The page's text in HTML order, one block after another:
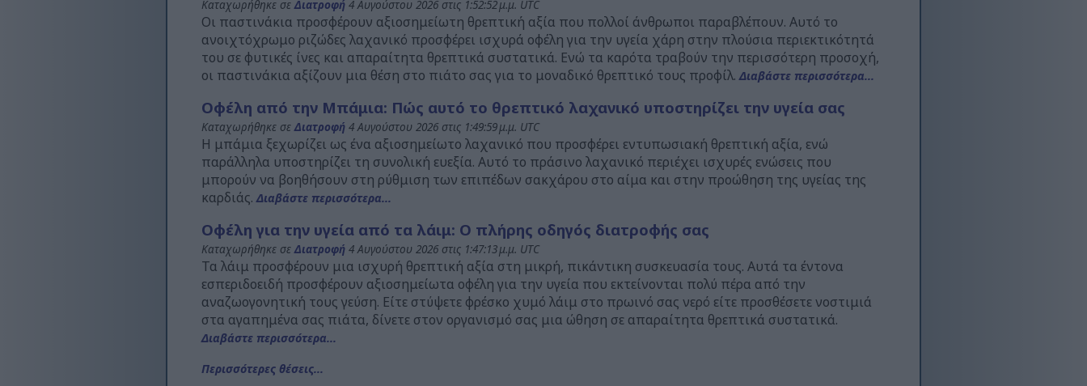
Καταχωρήθηκε σεΔιατροφή 4 Αυγούστου 2026 στις 1:52:52 μ.μ. UTC
Οι παστινάκια προσφέρουν αξιοσημείωτη θρεπτική αξία που πολλοί άνθρωποι παραβλέπουν. Αυτό το
ανοιχτόχρωμο ριζώδες λαχανικό προσφέρει ισχυρά οφέλη για την υγεία χάρη στην πλούσια περιεκτικότητά
του σε φυτικές ίνες και απαραίτητα θρεπτικά συστατικά. Ενώ τα καρότα τραβούν την περισσότερη προσοχή,
οι παστινάκια αξίζουν μια θέση στο πιάτο σας για το μοναδικό θρεπτικό τους προφίλ.Διαβάστε περισσότερα...
Οφέλη από την Μπάμια: Πώς αυτό το θρεπτικό λαχανικό υποστηρίζει την υγεία σας
Καταχωρήθηκε σεΔιατροφή 4 Αυγούστου 2026 στις 1:49:59 μ.μ. UTC
Η μπάμια ξεχωρίζει ως ένα αξιοσημείωτο λαχανικό που προσφέρει εντυπωσιακή θρεπτική αξία, ενώ
παράλληλα υποστηρίζει τη συνολική ευεξία. Αυτό το πράσινο λαχανικό περιέχει ισχυρές ενώσεις που
μπορούν να βοηθήσουν στη ρύθμιση των επιπέδων σακχάρου στο αίμα και στην προώθηση της υγείας της
καρδιάς.Διαβάστε περισσότερα...
Οφέλη για την υγεία από τα λάιμ: Ο πλήρης οδηγός διατροφής σας
Καταχωρήθηκε σεΔιατροφή 4 Αυγούστου 2026 στις 1:47:13 μ.μ. UTC
Τα λάιμ προσφέρουν μια ισχυρή θρεπτική αξία στη μικρή, πικάντικη συσκευασία τους. Αυτά τα έντονα
εσπεριδοειδή προσφέρουν αξιοσημείωτα οφέλη για την υγεία που εκτείνονται πολύ πέρα από την
αναζωογονητική τους γεύση. Είτε στύψετε φρέσκο χυμό λάιμ στο πρωινό σας νερό είτε προσθέσετε νοστιμιά
στα αγαπημένα σας πιάτα, δίνετε στον οργανισμό σας μια ώθηση σε απαραίτητα θρεπτικά συστατικά.
Διαβάστε περισσότερα...
Περισσότερες θέσεις...